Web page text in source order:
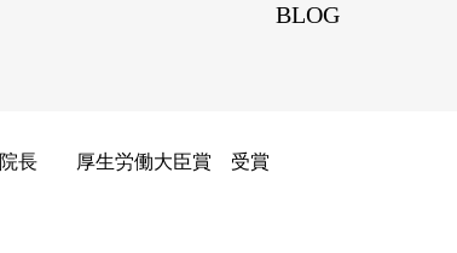
BLOG
院長 厚生労働大臣賞 受賞